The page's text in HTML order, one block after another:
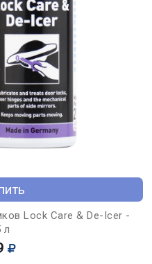
Lock Care & De-Icer -
л